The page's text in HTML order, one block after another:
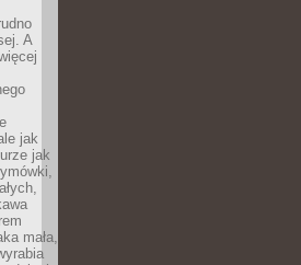
A
jak
jak
mała,